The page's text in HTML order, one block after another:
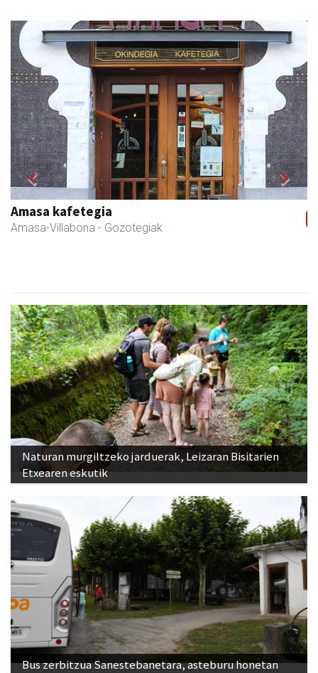
Aranburu aholkularitza
Andoain - Aholkularitza
Previous Next
Naturan murgiltzeko jarduerak, Leizaran Bisitarien
Etxearen eskutik
Bus zerbitzua Sanestebanetara, asteburu honetan